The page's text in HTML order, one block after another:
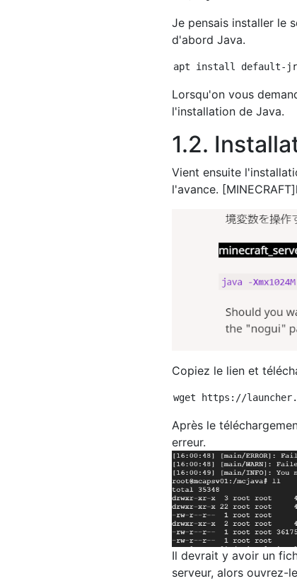
Je pensais installer le
d'abord Java.
Lorsqu'on vous
l'installation de Java.
1.2.
Vient ensuite
l'avance.
Copiez le lien et
Après le
erreur.
Il devrait y avoir un
serveur, alors ouvrez-